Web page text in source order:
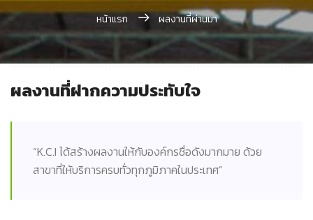
หน้าแรก ผลงานที่ผ่านมา
ผลงานที่ฝากความประทับใจ
“K.C.I ได้สร้างผลงานให้กับองค์กรชื่อดังมากมาย ด้วย
สาขาที่ให้บริการครบทั่วทุกภูมิภาคในประเทศ”